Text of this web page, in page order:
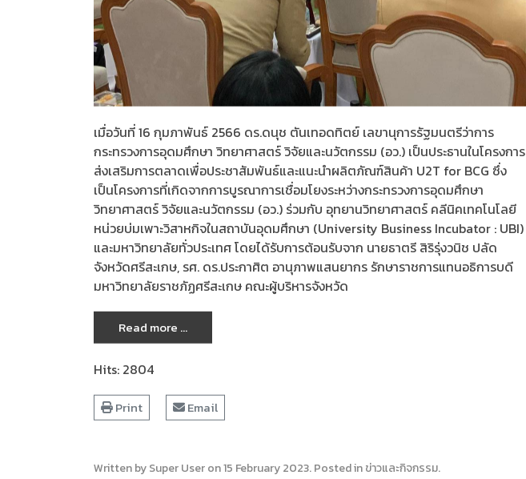
เมื่อวันที่ 16 กุมภาพันธ์ 2566 ดร.ดนุช ตันเทอดทิตย์ เลขานุการรัฐมนตรีว่าการ
กระทรวงการอุดมศึกษา วิทยาศาสตร์ วิจัยและนวัตกรรม (อว.) เป็นประธานในโครงการ
ส่งเสริมการตลาดเพื่อประชาสัมพันธ์และแนะนำผลิตภัณฑ์สินค้า U2T for BCG ซึ่ง
เป็นโครงการที่เกิดจากการบูรณาการเชื่อมโยงระหว่างกระทรวงการอุดมศึกษา
วิทยาศาสตร์ วิจัยและนวัตกรรม (อว.) ร่วมกับ อุทยานวิทยาศาสตร์ คลีนิคเทคโนโลยี
หน่วยบ่มเพาะวิสาหกิจในสถาบันอุดมศึกษา (University Business Incubator : UBI)
และมหาวิทยาลัยทั่วประเทศ โดยได้รับการต้อนรับจาก นายธาตรี สิริรุ่งวนิช ปลัด
จังหวัดศรีสะเกษ, รศ. ดร.ประกาศิต อานุภาพแสนยากร รักษาราชการแทนอธิการบดี
มหาวิทยาลัยราชภัฏศรีสะเกษ คณะผู้บริหารจังหวัด
Read more ...
Hits: 2804
Print Email
Written by Super User on15 February 2023. Posted inข่าวและกิจกรรม.